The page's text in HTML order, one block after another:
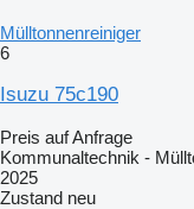
Mülltonnenreiniger
6
Isuzu 75c190
Preis auf Anfrage
Kommunaltechnik -
2025
Zustand neu